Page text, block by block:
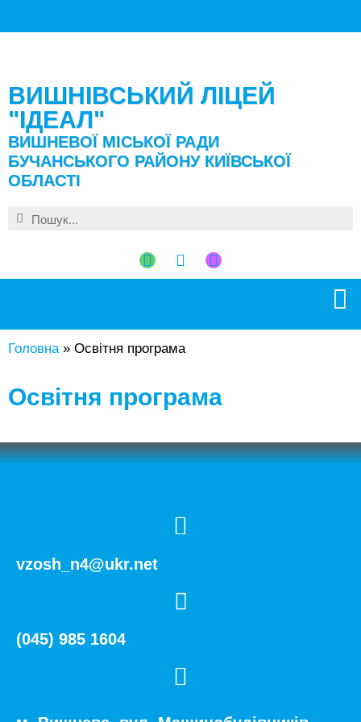
ВИШНІВСЬКИЙ ЛІЦЕЙ
"ІДЕАЛ"
ВИШНЕВОЇ МІСЬКОЇ РАДИ
БУЧАНСЬКОГО РАЙОНУ КИЇВСЬКОЇ
ОБЛАСТІ
Головна» Освітня програма
Освітня програма
vzosh_n4@ukr.net
(045) 985 1604